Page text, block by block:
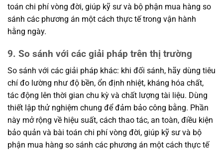
toán chi phí vòng đời, giúp kỹ sư và bộ phận mua hàng so
sánh các phương án một cách thực tế trong vận hành
hằng ngày.
9. So sánh với các giải pháp trên thị trường
So sánh với các giải pháp khác: khi đối sánh, hãy dùng tiêu
chí đo lường như độ bền, ổn định nhiệt, kháng hóa chất,
tác động lên thời gian chu kỳ và chất lượng tài liệu. Dùng
thiết lập thử nghiệm chung để đảm bảo công bằng. Phần
này mở rộng về hiệu suất, cách thao tác, an toàn, điều kiện
bảo quản và bài toán chi phí vòng đời, giúp kỹ sư và bộ
phận mua hàng so sánh các phương án một cách thực tế